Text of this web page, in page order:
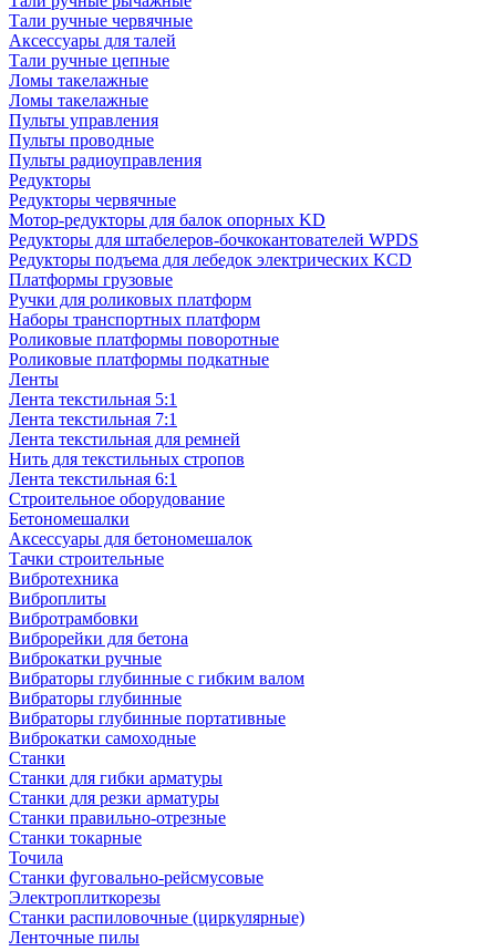
Тали ручные червячные
Аксессуары для талей
Тали ручные цепные
Ломы такелажные
Ломы такелажные
Пульты управления
Пульты проводные
Пульты радиоуправления
Редукторы
Редукторы червячные
Мотор-редукторы для балок опорных KD
Редукторы для штабелеров-бочкокантователей WPDS
Редукторы подъема для лебедок электрических KCD
Платформы грузовые
Ручки для роликовых платформ
Наборы транспортных платформ
Роликовые платформы поворотные
Роликовые платформы подкатные
Ленты
Лента текстильная 5:1
Лента текстильная 7:1
Лента текстильная для ремней
Нить для текстильных стропов
Лента текстильная 6:1
Строительное оборудование
Бетономешалки
Аксессуары для бетономешалок
Тачки строительные
Вибротехника
Виброплиты
Вибротрамбовки
Виброрейки для бетона
Виброкатки ручные
Вибраторы глубинные с гибким валом
Вибраторы глубинные
Вибраторы глубинные портативные
Виброкатки самоходные
Станки
Станки для гибки арматуры
Станки для резки арматуры
Станки правильно-отрезные
Станки токарные
Точила
Станки фуговально-рейсмусовые
Электроплиткорезы
Станки распиловочные (циркулярные)
Ленточные пилы